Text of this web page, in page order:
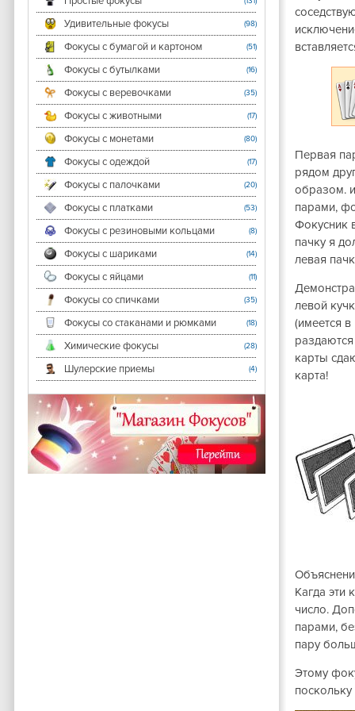
Удивительные фокусы (98)
Фокусы с бумагой и картоном (51)
Фокусы с бутылками (16)
Фокусы с веревочками (35)
Фокусы с животными (17)
Фокусы с монетами (80)
Фокусы с одеждой (17)
Фокусы с палочками (20)
Фокусы с платками (53)
Фокусы с резиновыми кольцами (8)
Фокусы с шариками (14)
Фокусы с яйцами (11)
Фокусы со спичками (35)
Фокусы со стаканами и рюмками (18)
Химические фокусы (28)
Шулерские приемы (4)
Первая
рядом
образом.
парами,
Фокусник
пачку я
левая
левой
(имеется
карты
карта!
Кагда эти
число.
парами,
пару
Этому